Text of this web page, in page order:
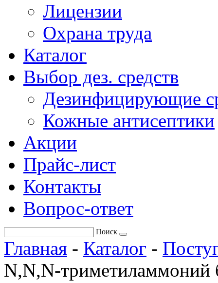
Лицензии
Охрана труда
Каталог
Выбор дез. средств
Дезинфицирующие
Кожные антисептики
Акции
Прайс-лист
Контакты
Вопрос-ответ
Поиск
Главная - Каталог -
N,N,N-триметиламмоний